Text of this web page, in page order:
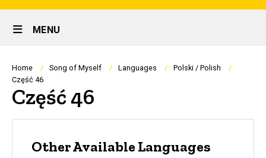
Site
Main
Navigation
MENU
Breadcrumb
Home Song of Myself Languages
Polski / Polish
Część 46
Część 46
Other Available Languages